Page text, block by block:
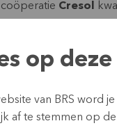
coöperatie Cresol
KBC
over de werking
vonden
KBC-collega,
op
van BRS word
af te stemmen op